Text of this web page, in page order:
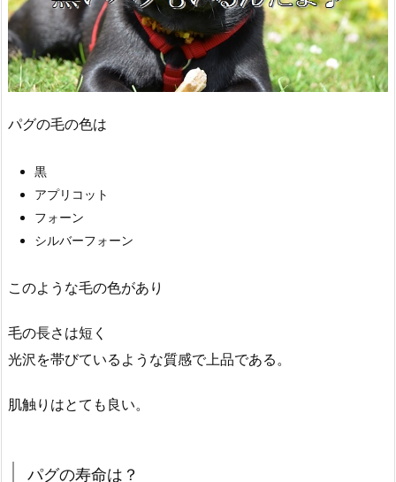
パグの毛の色は
黒
アプリコット
フォーン
シルバーフォーン
このような毛の色があり
毛の長さは短く
光沢を帯びているような質感で上品である。
肌触りはとても良い。
パグの寿命は？